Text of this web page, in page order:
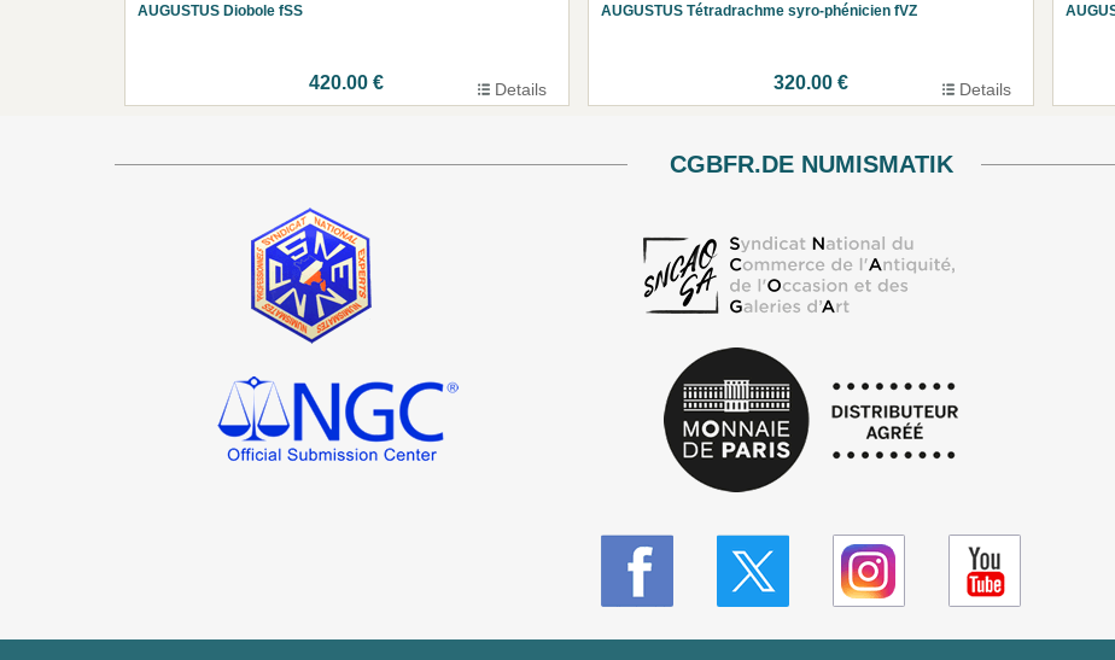
AUGUSTUS Diobole fSS
420.00 € Details
AUGUSTUS Tétradrachme syro-phénicien fVZ
320.00 € Details
CGBFR.DE NUMISMATIK